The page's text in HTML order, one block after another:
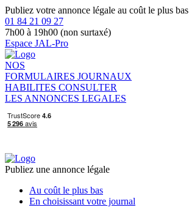
Publiez votre annonce légale au coût le plus bas
01 84 21 09 27
7h00 à 19h00 (non surtaxé)
Espace JAL-Pro
NOS
FORMULAIRES JOURNAUX
HABILITES CONSULTER
LES ANNONCES LEGALES
Publiez une annonce légale
Au coût le plus bas
En choisissant votre journal